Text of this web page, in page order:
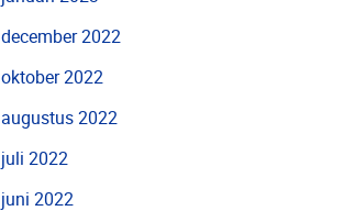
december 2022
oktober 2022
augustus 2022
juli 2022
juni 2022